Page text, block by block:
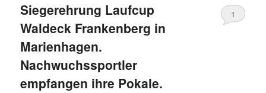
Siegerehrung Laufcup
Waldeck Frankenberg in
Marienhagen.
Nachwuchssportler
empfangen ihre Pokale.
1